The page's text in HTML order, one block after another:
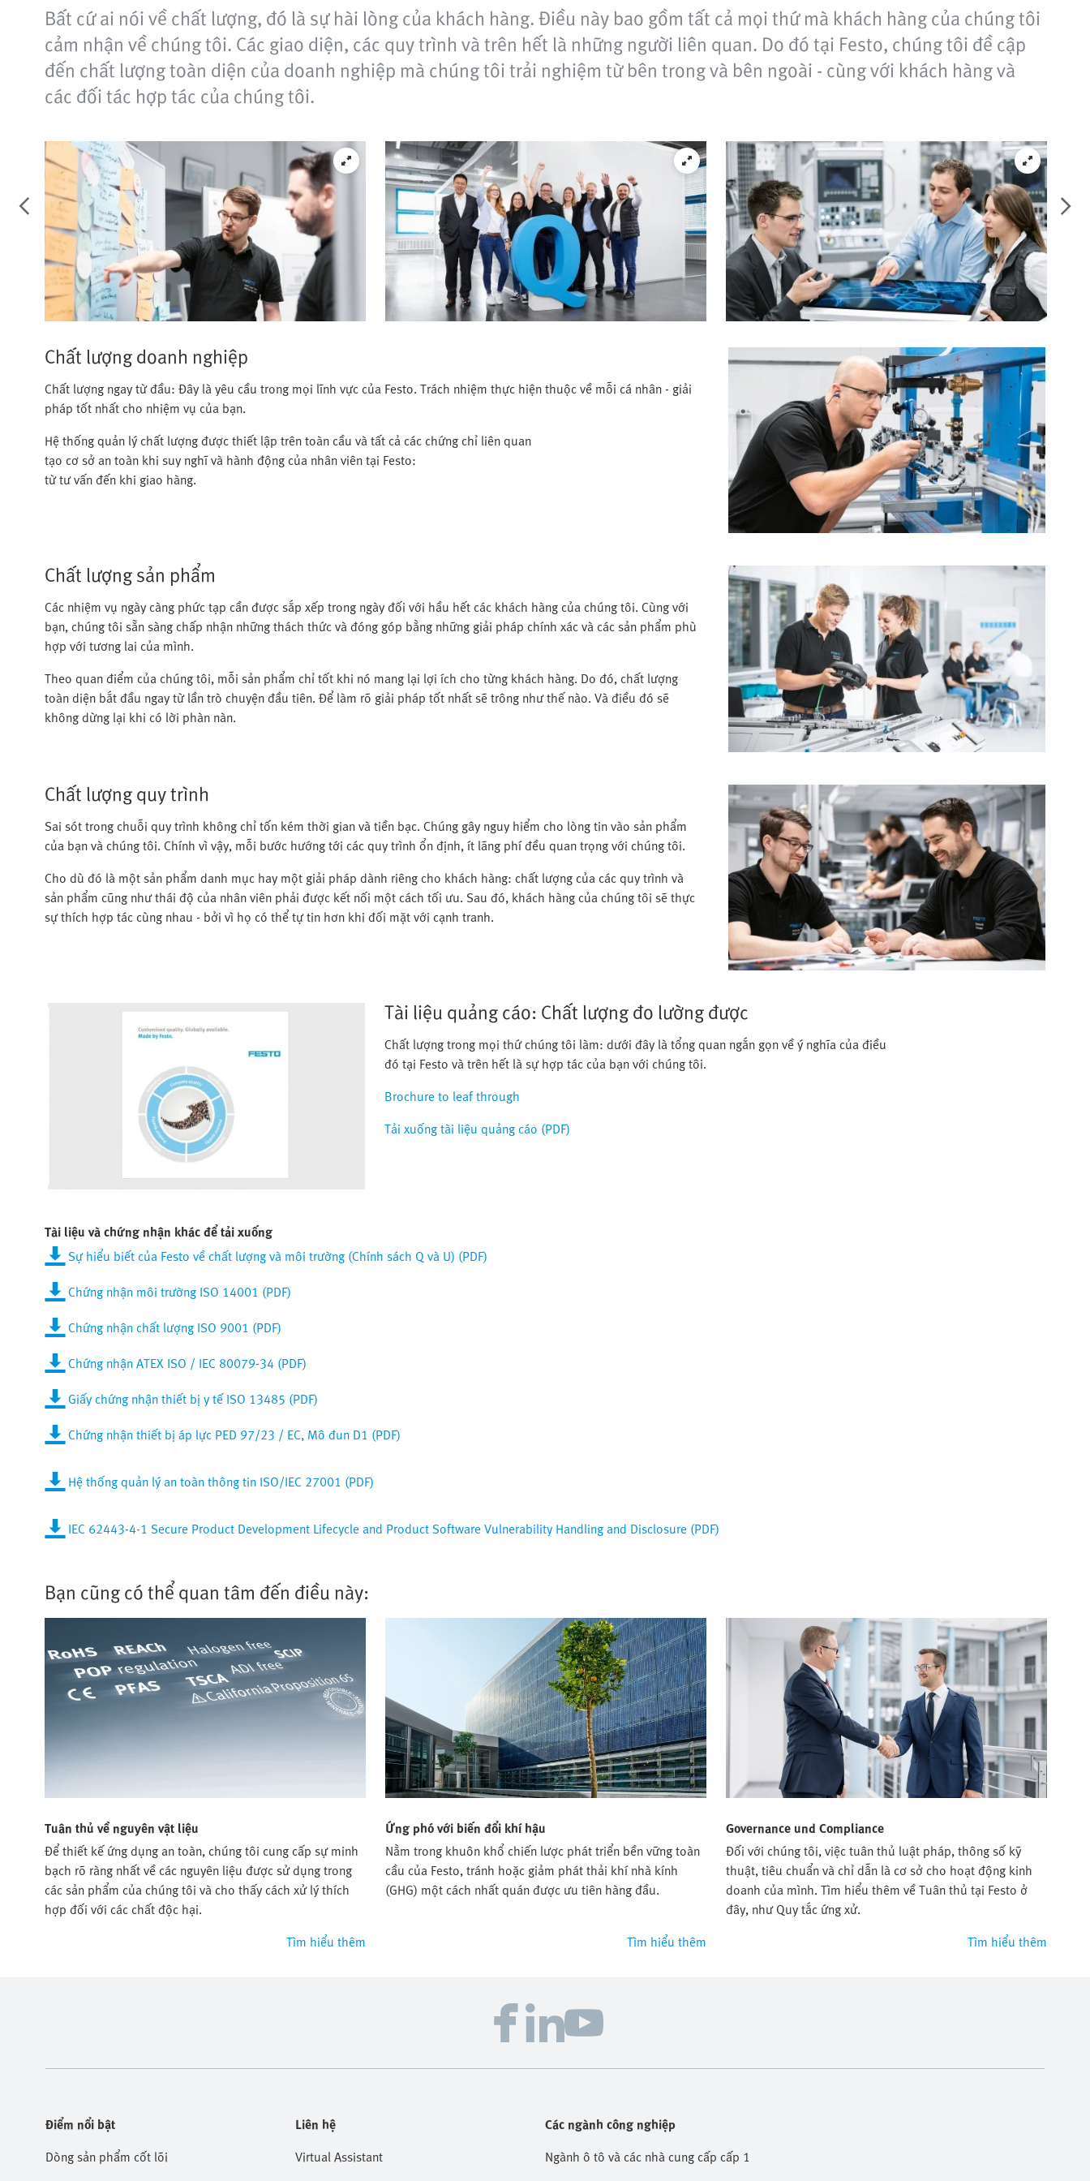
Bất cứ ai nói về chất lượng, đó là sự hài lòng của khách hàng. Điều này bao gồm tất cả mọi thứ mà khách hàng của chúng tôi
cảm nhận về chúng tôi. Các giao diện, các quy trình và trên hết là những người liên quan. Do đó tại Festo, chúng tôi đề cập
đến chất lượng toàn diện của doanh nghiệp mà chúng tôi trải nghiệm từ bên trong và bên ngoài - cùng với khách hàng và
các đối tác hợp tác của chúng tôi.
Chất lượng doanh nghiệp
Chất lượng ngay từ đầu: Đây là yêu cầu trong mọi lĩnh vực của Festo. Trách nhiệm thực hiện thuộc về mỗi cá nhân - giải
pháp tốt nhất cho nhiệm vụ của bạn.
Hệ thống quản lý chất lượng được thiết lập trên toàn cầu và tất cả các chứng chỉ liên quan
tạo cơ sở an toàn khi suy nghĩ và hành động của nhân viên tại Festo:
từ tư vấn đến khi giao hàng.
Chất lượng sản phẩm
Các nhiệm vụ ngày càng phức tạp cần được sắp xếp trong ngày đối với hầu hết các khách hàng của chúng tôi. Cùng với
bạn, chúng tôi sẵn sàng chấp nhận những thách thức và đóng góp bằng những giải pháp chính xác và các sản phẩm phù
hợp với tương lai của mình.
Theo quan điểm của chúng tôi, mỗi sản phẩm chỉ tốt khi nó mang lại lợi ích cho từng khách hàng. Do đó, chất lượng
toàn diện bắt đầu ngay từ lần trò chuyện đầu tiên. Để làm rõ giải pháp tốt nhất sẽ trông như thế nào. Và điều đó sẽ
không dừng lại khi có lời phàn nàn.
Chất lượng quy trình
Sai sót trong chuỗi quy trình không chỉ tốn kém thời gian và tiền bạc. Chúng gây nguy hiểm cho lòng tin vào sản phẩm
của bạn và chúng tôi. Chính vì vậy, mỗi bước hướng tới các quy trình ổn định, ít lãng phí đều quan trọng với chúng tôi.
Cho dù đó là một sản phẩm danh mục hay một giải pháp dành riêng cho khách hàng: chất lượng của các quy trình và
sản phẩm cũng như thái độ của nhân viên phải được kết nối một cách tối ưu. Sau đó, khách hàng của chúng tôi sẽ thực
sự thích hợp tác cùng nhau - bởi vì họ có thể tự tin hơn khi đối mặt với cạnh tranh.
Tài liệu quảng cáo: Chất lượng đo lường được
Chất lượng trong mọi thứ chúng tôi làm: dưới đây là tổng quan ngắn gọn về ý nghĩa của điều
đó tại Festo và trên hết là sự hợp tác của bạn với chúng tôi.
Brochure to leaf through
Tải xuống tài liệu quảng cáo (PDF)
Tài liệu và chứng nhận khác để tải xuống
Sự hiểu biết của Festo về chất lượng và môi trường (Chính sách Q và U) (PDF)
Chứng nhận môi trường ISO 14001 (PDF)
Chứng nhận chất lượng ISO 9001 (PDF)
Chứng nhận ATEX ISO / IEC 80079-34 (PDF)
Giấy chứng nhận thiết bị y tế ISO 13485 (PDF)
Chứng nhận thiết bị áp lực PED 97/23 / EC, Mô đun D1 (PDF)
Hệ thống quản lý an toàn thông tin ISO/IEC 27001 (PDF)
IEC 62443-4-1 Secure Product Development Lifecycle and Product Software Vulnerability Handling and Disclosure (PDF)
Bạn cũng có thể quan tâm đến điều này:
Tuân thủ về nguyên vật liệu
Để thiết kế ứng dụng an toàn, chúng tôi cung cấp sự minh
bạch rõ ràng nhất về các nguyên liệu được sử dụng trong
các sản phẩm của chúng tôi và cho thấy cách xử lý thích
hợp đối với các chất độc hại.
Tìm hiểu thêm
Ứng phó với biến đổi khí hậu
Nằm trong khuôn khổ chiến lược phát triển bền vững toàn
cầu của Festo, tránh hoặc giảm phát thải khí nhà kính
(GHG) một cách nhất quán được ưu tiên hàng đầu.
Tìm hiểu thêm
Governance und Compliance
Đối với chúng tôi, việc tuân thủ luật pháp, thông số kỹ
thuật, tiêu chuẩn và chỉ dẫn là cơ sở cho hoạt động kinh
doanh của mình. Tìm hiểu thêm về Tuân thủ tại Festo ở
đây, như Quy tắc ứng xử.
Tìm hiểu thêm
Điểm nổi bật
Dòng sản phẩm cốt lõi
Liên hệ
Virtual Assistant
Các ngành công nghiệp
Ngành ô tô và các nhà cung cấp cấp 1